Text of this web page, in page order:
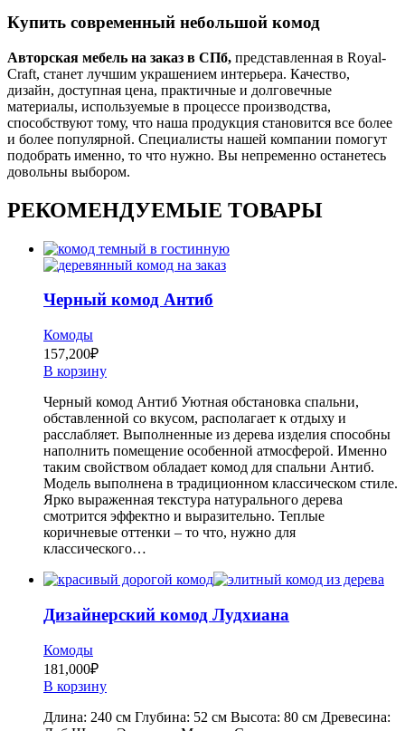
Купить современный небольшой комод
Авторская мебель на заказ в СПб, представленная в Royal-
Craft, станет лучшим украшением интерьера. Качество,
дизайн, доступная цена, практичные и долговечные
материалы, используемые в процессе производства,
способствуют тому, что наша продукция становится все более
и более популярной. Специалисты нашей компании помогут
подобрать именно, то что нужно. Вы непременно останетесь
довольны выбором.
РЕКОМЕНДУЕМЫЕ ТОВАРЫ
Черный комод Антиб
Комоды
157,200₽
В корзину
Черный комод Антиб Уютная обстановка спальни,
обставленной со вкусом, располагает к отдыху и
расслабляет. Выполненные из дерева изделия способны
наполнить помещение особенной атмосферой. Именно
таким свойством обладает комод для спальни Антиб.
Модель выполнена в традиционном классическом стиле.
Ярко выраженная текстура натурального дерева
смотрится эффектно и выразительно. Теплые
коричневые оттенки – то что, нужно для
классического…
Дизайнерский комод Лудхиана
Комоды
181,000₽
В корзину
Длина: 240 см Глубина: 52 см Высота: 80 см Древесина: